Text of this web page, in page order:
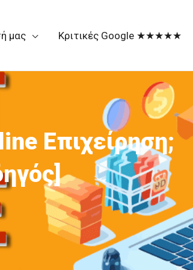
μας Κριτικές Google ★★★★★
Επιχείρηση;